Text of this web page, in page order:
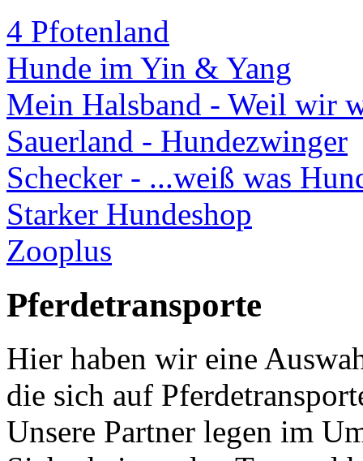
4 Pfotenland
Hunde im Yin & Yang
Mein Halsband - Weil wir
Sauerland - Hundezwinger
Schecker - ...weiß was
Starker Hundeshop
Zooplus
Pferdetransporte
Hier haben wir eine
die sich auf
Unsere Partner legen im